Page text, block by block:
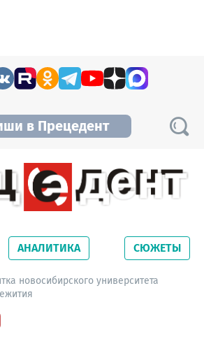
в Прецедент
области. Читайте свежие
сетевого издания
АНАЛИТИКА СЮЖЕТЫ
новосибирского университета